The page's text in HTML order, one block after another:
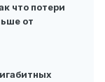
что потери
от